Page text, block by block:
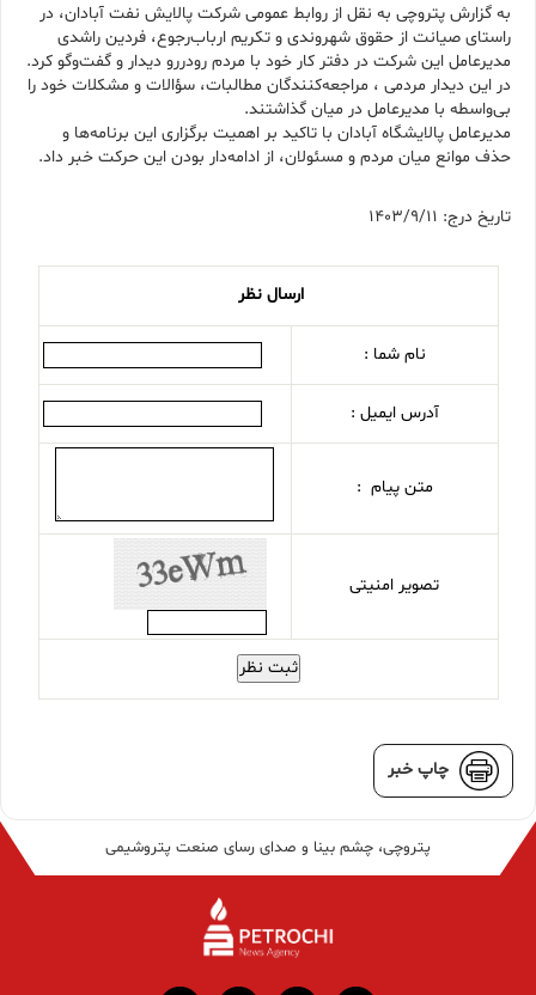
به گزارش پتروچی به نقل از روابط عمومی شرکت پالایش نفت آبادان، در
راستای صیانت از حقوق شهروندی و تکریم ارباب‌رجوع، فردین راشدی
مدیرعامل این شرکت در دفتر کار خود با مردم رودررو دیدار و گفت‌وگو کرد.
در این دیدار مردمی ، مراجعه‌کنندگان مطالبات، سؤالات و مشکلات خود را
بی‌واسطه با مدیرعامل در میان گذاشتند.
مدیرعامل پالایشگاه آبادان با تاکید بر اهمیت برگزاری این برنامه‌ها و
حذف موانع میان مردم و مسئولان، از ادامه‌دار بودن این حرکت خبر داد.
تاریخ درج: 1403/9/11
ارسال نظر
نام شما :
آدرس ایمیل :
متن پیام :
تصویر امنیتی
ثبت نظر
چاپ خبر
پتروچی، چشم بینا و صدای رسای صنعت پتروشیمی